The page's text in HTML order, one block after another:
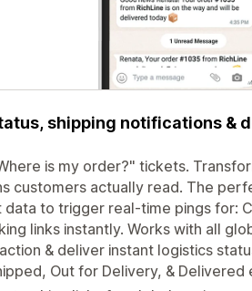
shipping notifications &
is my order?" tickets.
customers actually read. The
to trigger real-time pings for:
links instantly. Works with all
& deliver instant logistics
Out for Delivery, & Delivered